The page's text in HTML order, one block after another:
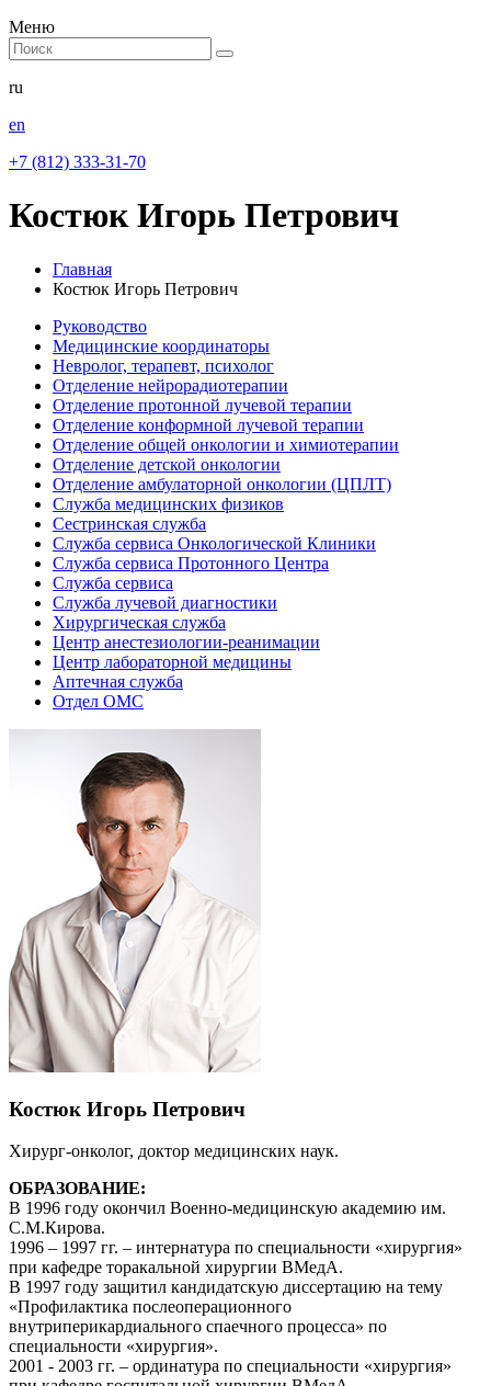
Меню
ru
en
+7 (812) 333-31-70
Костюк Игорь Петрович
Главная
Костюк Игорь Петрович
Руководство
Медицинские координаторы
Невролог, терапевт, психолог
Отделение нейрорадиотерапии
Отделение протонной лучевой терапии
Отделение конформной лучевой терапии
Отделение общей онкологии и химиотерапии
Отделение детской онкологии
Отделение амбулаторной онкологии (ЦПЛТ)
Служба медицинских физиков
Сестринская служба
Служба сервиса Онкологической Клиники
Служба сервиса Протонного Центра
Служба сервиса
Служба лучевой диагностики
Хирургическая служба
Центр анестезиологии-реанимации
Центр лабораторной медицины
Аптечная служба
Отдел ОМС
Костюк Игорь Петрович
Хирург-онколог, доктор медицинских наук.
ОБРАЗОВАНИЕ:
В 1996 году окончил Военно-медицинскую академию им.
С.М.Кирова.
1996 – 1997 гг. – интернатура по специальности «хирургия»
при кафедре торакальной хирургии ВМедА.
В 1997 году защитил кандидатскую диссертацию на тему
«Профилактика послеоперационного
внутриперикардиального спаечного процесса» по
специальности «хирургия».
2001 - 2003 гг. – ординатура по специальности «хирургия»